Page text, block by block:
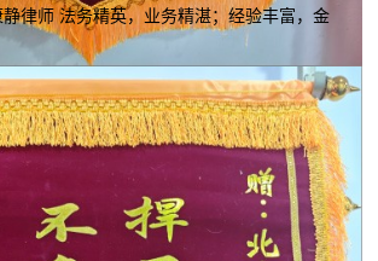
律师 法务精英，业务精湛；经验丰富，金